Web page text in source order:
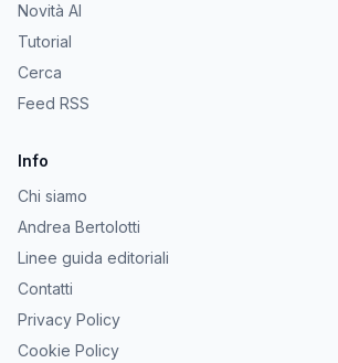
Novità AI
Tutorial
Cerca
Feed RSS
Info
Chi siamo
Andrea Bertolotti
Linee guida editoriali
Contatti
Privacy Policy
Cookie Policy